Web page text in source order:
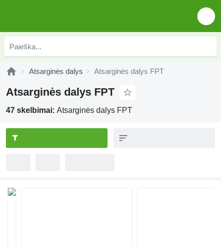
Atsarginės dalys Atsarginės dalys FPT
Atsarginės dalys FPT
47 skelbimai: Atsarginės dalys FPT